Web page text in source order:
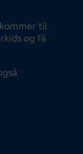
til
og få